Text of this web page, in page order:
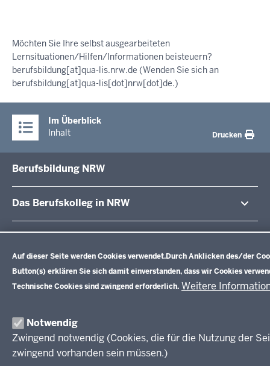
Auf dieser Seite werden Cookies verwendet.Durch Anklicken des/der
Button(s) erklären Sie sich damit einverstanden, dass wir Cookies
Technische Cookies sind zwingend erforderlich. Weitere
Notwendig
Zwingend notwendig (Cookies, die für die Nutzung der
zwingend vorhanden sein müssen.)
Möchten Sie Ihre selbst ausgearbeiteten
Lernsituationen/Hilfen/Informationen beisteuern?
berufsbildung[at]qua-lis.nrw.de (Wenden Sie sich an
berufsbildung[at]qua-lis[dot]nrw[dot]de.)
Im Überblick
Inhalt
Drucken
Berufsbildung NRW
Das Berufskolleg in NRW
Rechtsgrundlagen
Modellprojekte
Informationsschriften
Abkürzungen
FAQ
Bildungsgänge / Bildungspläne
Bildungspläne Ausbildungsvorbereitung (Anlage A)
Fachklassen duales System (Anlage A)
Bildungspläne Berufsfachschule und Fachoberschule (Anlage C)
Bildungspläne Berufliches Gymnasium und Fachoberschule (Anlage
Bildungsgang-übergreifende Themen
Digitalisierung
Rahmenvorgaben
Politische Bildung und Demokratieförderung
Fußzeile
Impressum Datenschutzerklärung Meldestelle